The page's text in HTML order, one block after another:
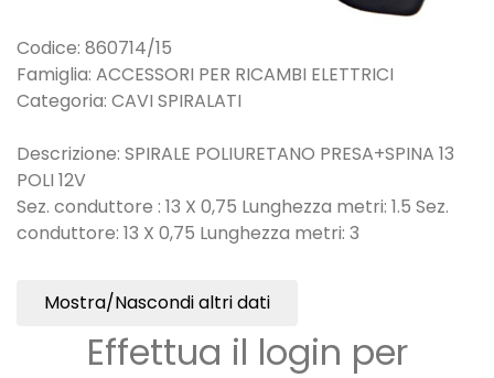
Codice: 860714/15
Famiglia: ACCESSORI PER RICAMBI ELETTRICI
Categoria: CAVI SPIRALATI
Descrizione: SPIRALE POLIURETANO PRESA+SPINA 13
POLI 12V
Sez. conduttore : 13 X 0,75 Lunghezza metri: 1.5 Sez.
conduttore: 13 X 0,75 Lunghezza metri: 3
Mostra/Nascondi altri dati
Effettua il login per